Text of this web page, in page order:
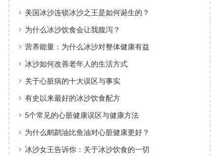
美国冰沙连锁冰沙之王是如何诞生的？
为什么冰沙饮食会让我腹泻？
营养能量：为什么冰沙对整体健康有益
冰沙如何改善老年人的生活方式
关于心脏病的十大误区与事实
有史以来最好的冰沙饮食配方
5个常见的心脏健康误区与健康方法
为什么鸸鹋油比鱼油对心脏健康更好？
冰沙女王告诉你：关于冰沙饮食的一切